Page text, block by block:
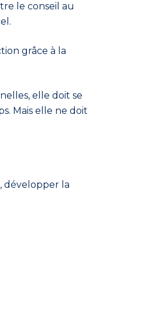
le conseil au
grâce à la
elle doit se
Mais elle ne doit
développer la